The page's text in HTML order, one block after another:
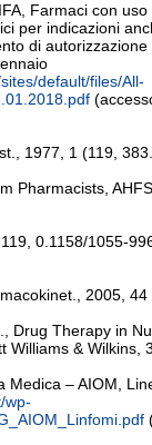
Farmaci con
per indicazioni
di autorizzazione
default/files/All-
1977, 1 (119, 383.
Pharmacists,
0.1158/1055-
2005, 44
Drug Therapy in
& Wilkins,
Medica – AIOM,
wp-